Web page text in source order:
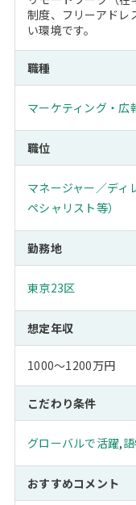
制度、フリーアドレ
い環境です。
職種
マーケティング・広
職位
マネージャー／ディ
ペシャリスト等）
勤務地
東京23区
想定年収
1000～1200万円
こだわり条件
グローバルで活躍,
おすすめコメント